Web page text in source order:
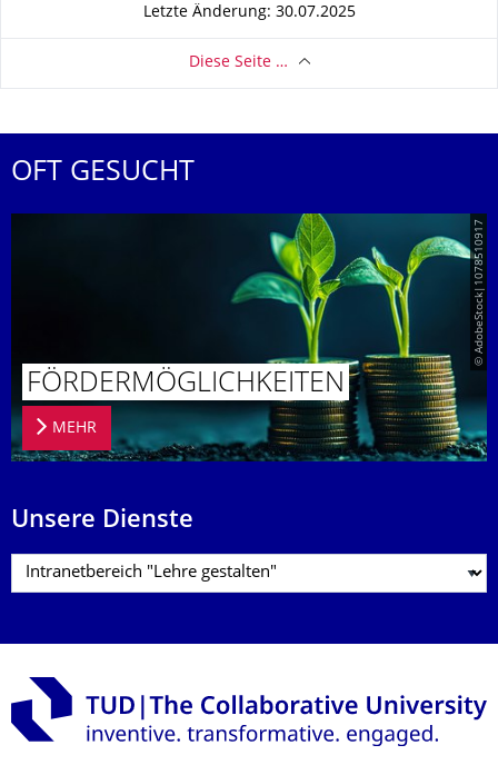
Letzte Änderung: 30.07.2025
Diese Seite …
OFT GESUCHT
© AdobeStock|1078510917
FÖRDERMÖG­LICHKEITEN
MEHR
Unsere Dienste